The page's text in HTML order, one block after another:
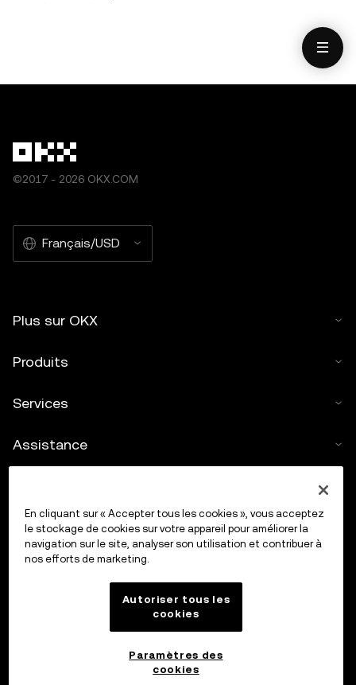
©2017 - 2026 OKX.COM
Français/USD
Plus sur OKX
Produits
Services
Assistance
Calculateur de cryptos
En cliquant sur « Accepter tous les cookies », vous acceptez
le stockage de cookies sur votre appareil pour améliorer la
navigation sur le site, analyser son utilisation et contribuer à
nos efforts de marketing.
Autoriser tous les
cookies
Paramètres des
cookies